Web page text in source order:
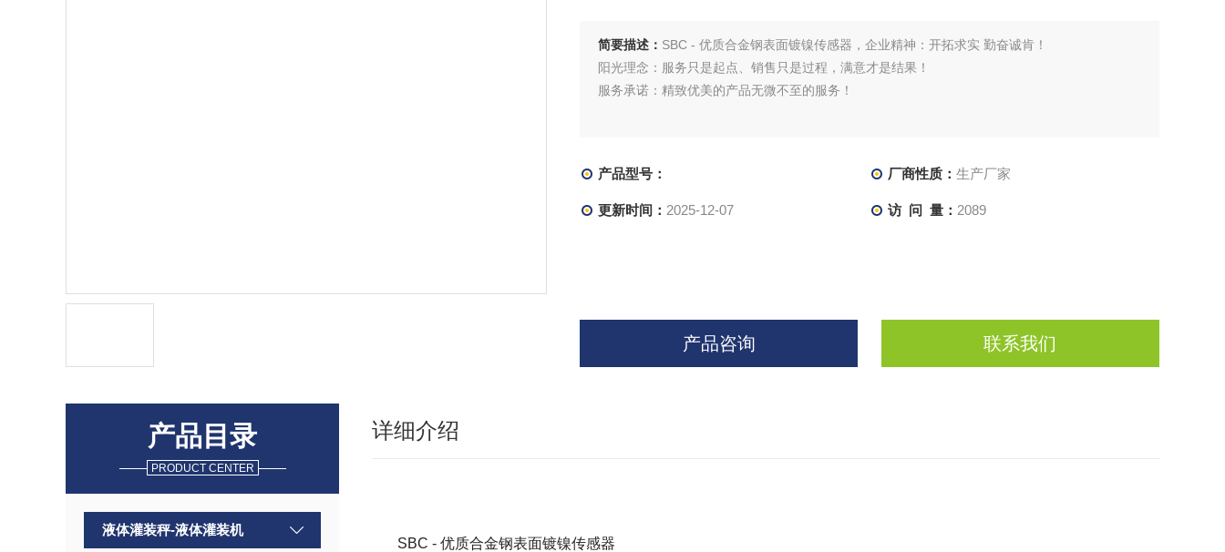
简要描述： SBC - 优质合金钢表面镀镍传感器，企业精神：开拓求实 勤奋诚肯！
阳光理念：服务只是起点、销售只是过程，满意才是结果！
服务承诺：精致优美的产品无微不至的服务！
产品型号： 厂商性质： 生产厂家
更新时间： 2025-12-07 访 问 量： 2089
产品咨询 联系我们
产品目录
PRODUCT CENTER
液体灌装秤-液体灌装机
详细介绍
SBC - 优质合金钢表面镀镍传感器